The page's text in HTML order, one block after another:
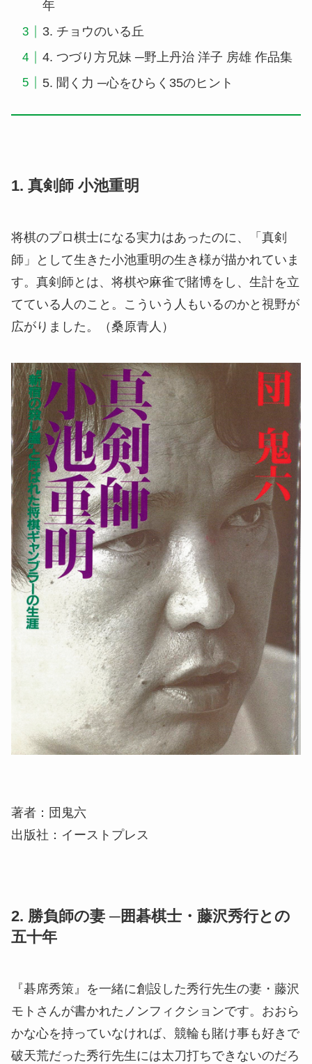
年
3. チョウのいる丘
4. つづり方兄妹 ─野上丹治 洋子 房雄 作品集
5. 聞く力 ─心をひらく35のヒント
1. 真剣師 小池重明
将棋のプロ棋士になる実力はあったのに、「真剣
師」として生きた小池重明の生き様が描かれていま
す。真剣師とは、将棋や麻雀で賭博をし、生計を立
てている人のこと。こういう人もいるのかと視野が
広がりました。（桑原青人）
著者：団鬼六
出版社：イーストプレス
2. 勝負師の妻 ─囲碁棋士・藤沢秀行との
五十年
『碁席秀策』を一緒に創設した秀行先生の妻・藤沢
モトさんが書かれたノンフィクションです。おおら
かな心を持っていなければ、競輪も賭け事も好きで
破天荒だった秀行先生には太刀打ちできないのだろ